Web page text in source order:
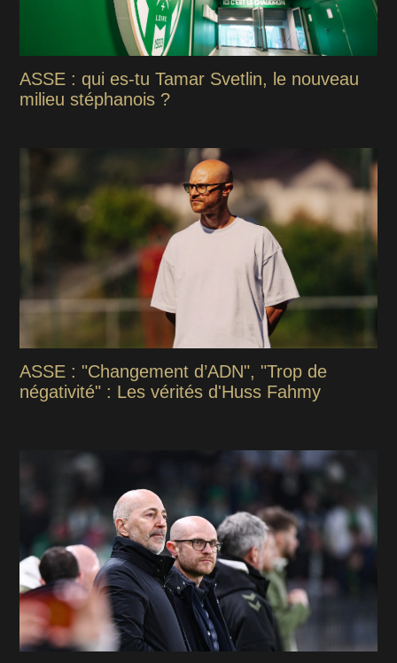
ASSE : qui es-tu Tamar Svetlin, le nouveau
milieu stéphanois ?
ASSE : "Changement d’ADN", "Trop de
négativité" : Les vérités d'Huss Fahmy